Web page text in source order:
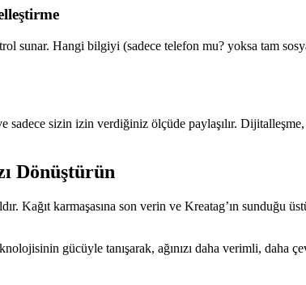
sunar. Hangi bilgiyi (sadece telefon mu? yoksa tam
sadece sizin izin verdiğiniz ölçüde paylaşılır.
Dönüştürün
Kağıt karmaşasına son verin ve Kreatag’ın sunduğu
gücüyle tanışarak, ağınızı daha verimli, daha